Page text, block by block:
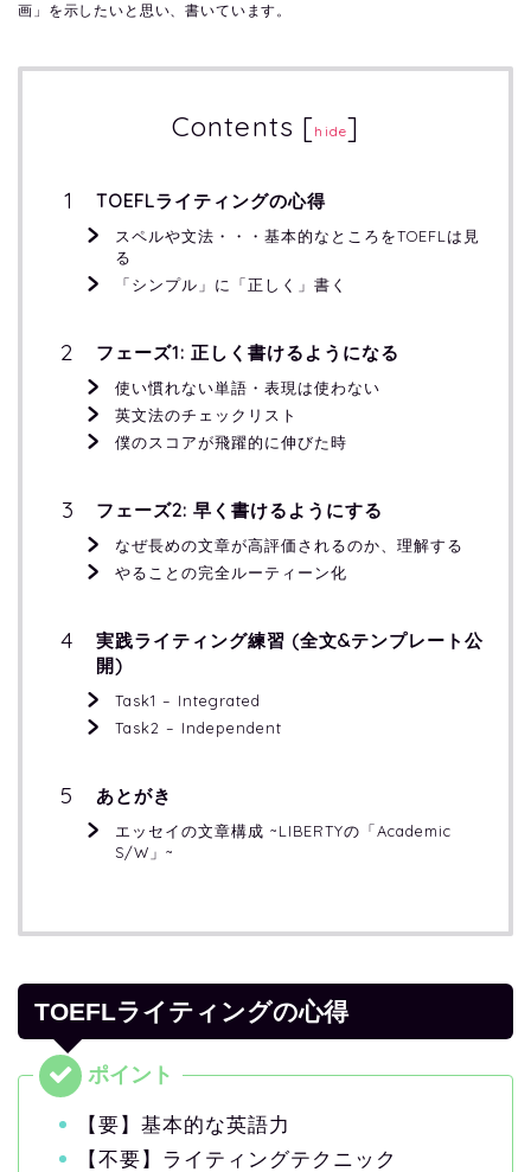
画」を示したいと思い、書いています。
Contents [hide]
TOEFLライティングの心得
スペルや文法・・・基本的なところをTOEFLは見
る
「シンプル」に「正しく」書く
フェーズ1: 正しく書けるようになる
使い慣れない単語・表現は使わない
英文法のチェックリスト
僕のスコアが飛躍的に伸びた時
フェーズ2: 早く書けるようにする
なぜ長めの文章が高評価されるのか、理解する
やることの完全ルーティーン化
実践ライティング練習 (全文&テンプレート公
開)
Task1 – Integrated
Task2 – Independent
あとがき
エッセイの文章構成 ~LIBERTYの「Academic
S/W」~
TOEFLライティングの心得
【要】基本的な英語力
【不要】ライティングテクニック